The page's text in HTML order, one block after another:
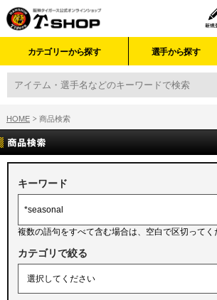
カテゴリーから探す 選手から探す
HOME 商品検索
キーワード
複数の語句をすべて含む場合は、空白で区切ってく
カテゴリで絞る